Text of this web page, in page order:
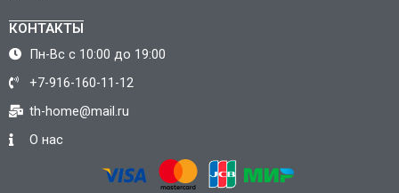
КОНТАКТЫ
Пн-Вс с 10:00 до 19:00
+7-916-160-11-12
th-home@mail.ru
О нас